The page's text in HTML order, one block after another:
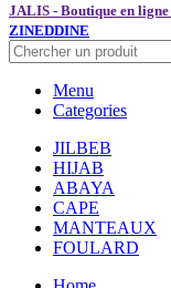
JALIS - Boutique en ligne
ZINEDDINE
Menu
Categories
JILBEB
HIJAB
ABAYA
CAPE
MANTEAUX
FOULARD